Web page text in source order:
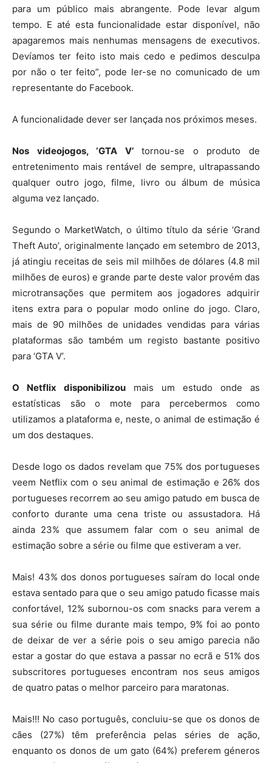
para um público mais abrangente. Pode levar algum
tempo. E até esta funcionalidade estar disponível, não
apagaremos mais nenhumas mensagens de executivos.
Devíamos ter feito isto mais cedo e pedimos desculpa
por não o ter feito”, pode ler-se no comunicado de um
representante do Facebook.
A funcionalidade dever ser lançada nos próximos meses.
Nos videojogos, ‘GTA V’tornou-se o produto de
entretenimento mais rentável de sempre, ultrapassando
qualquer outro jogo, filme, livro ou álbum de música
alguma vez lançado.
Segundo o MarketWatch, o último título da série ‘Grand
Theft Auto’, originalmente lançado em setembro de 2013,
já atingiu receitas de seis mil milhões de dólares (4.8 mil
milhões de euros) e grande parte deste valor provém das
microtransações que permitem aos jogadores adquirir
itens extra para o popular modo online do jogo. Claro,
mais de 90 milhões de unidades vendidas para várias
plataformas são também um registo bastante positivo
para ‘GTA V’.
O Netflix disponibilizou mais um estudo onde as
estatísticas são o mote para percebermos como
utilizamos a plataforma e, neste, o animal de estimação é
um dos destaques.
Desde logo os dados revelam que 75% dos portugueses
veem Netflix com o seu animal de estimação e 26% dos
portugueses recorrem ao seu amigo patudo em busca de
conforto durante uma cena triste ou assustadora. Há
ainda 23% que assumem falar com o seu animal de
estimação sobre a série ou filme que estiveram a ver.
Mais! 43% dos donos portugueses saíram do local onde
estava sentado para que o seu amigo patudo ficasse mais
confortável, 12% subornou-os com snacks para verem a
sua série ou filme durante mais tempo, 9% foi ao ponto
de deixar de ver a série pois o seu amigo parecia não
estar a gostar do que estava a passar no ecrã e 51% dos
subscritores portugueses encontram nos seus amigos
de quatro patas o melhor parceiro para maratonas.
Mais!!! No caso português, concluiu-se que os donos de
cães (27%) têm preferência pelas séries de ação,
enquanto os donos de um gato (64%) preferem géneros